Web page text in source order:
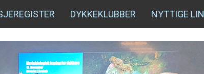
DYKKEKLUBBER NYTTIGE